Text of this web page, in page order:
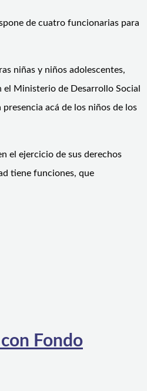
de cuatro funcionarias para
niñas y niños adolescentes,
Ministerio de Desarrollo Social
acá de los niños de los
el ejercicio de sus derechos
tiene funciones, que
Fondo